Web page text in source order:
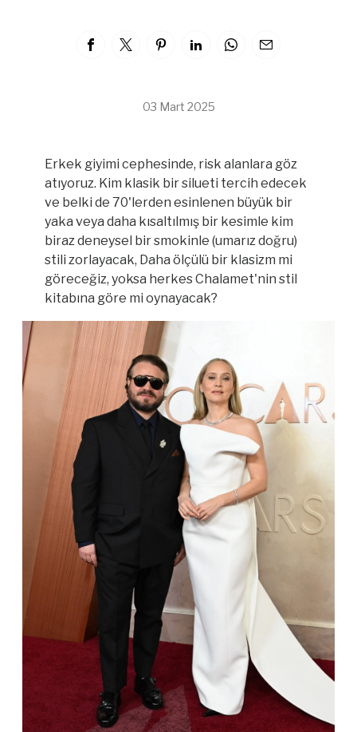
03 Mart 2025
Erkek giyimi cephesinde, risk alanlara göz
atıyoruz. Kim klasik bir silueti tercih edecek
ve belki de 70'lerden esinlenen büyük bir
yaka veya daha kısaltılmış bir kesimle kim
biraz deneysel bir smokinle (umarız doğru)
stili zorlayacak, Daha ölçülü bir klasizm mi
göreceğiz, yoksa herkes Chalamet'nin stil
kitabına göre mi oynayacak?